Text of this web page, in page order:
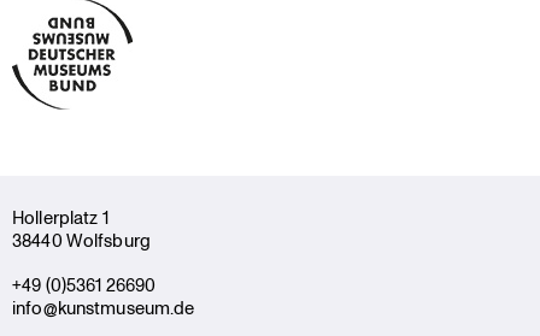
Holler­platz 1
38440 Wolfsburg
+49 (0)5361 26690
info@kunstmuseum.de